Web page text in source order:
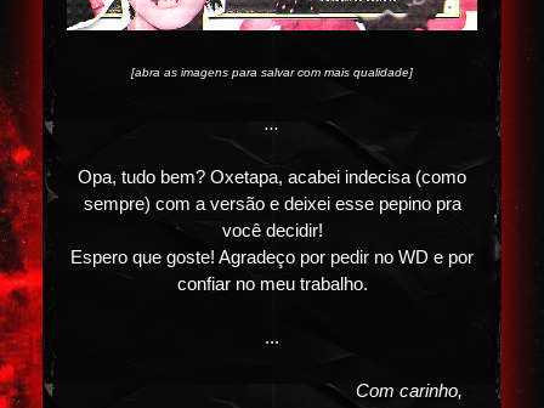
[abra as imagens para salvar com mais qualidade]
...
Opa, tudo bem? Oxetapa, acabei indecisa (como
sempre) com a versão e deixei esse pepino pra
você decidir!
Espero que goste! Agradeço por pedir no WD e por
confiar no meu trabalho.
...
Com carinho,